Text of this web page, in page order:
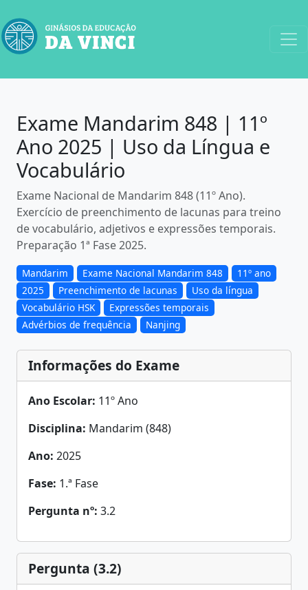
Exame Mandarim 848 | 11º
Ano 2025 | Uso da Língua e
Vocabulário
Exame Nacional de Mandarim 848 (11º Ano).
Exercício de preenchimento de lacunas para treino
de vocabulário, adjetivos e expressões temporais.
Preparação 1ª Fase 2025.
Mandarim Exame Nacional Mandarim 848
11º ano
2025
Preenchimento de lacunas
Uso da língua
Vocabulário HSK
Expressões temporais
Advérbios de frequência
Nanjing
Informações do Exame
Ano Escolar: 11º Ano
Disciplina: Mandarim (848)
Ano: 2025
Fase: 1.ª Fase
Pergunta nº: 3.2
Pergunta (3.2)